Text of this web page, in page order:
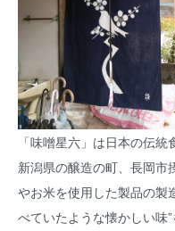
「味噌星六」は日本の伝
新潟県の醸造の町、長岡市
やお米を使用した製品の製
べていたような懐かしい味